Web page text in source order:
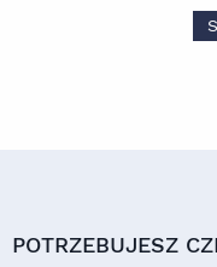
POTRZEBUJESZ